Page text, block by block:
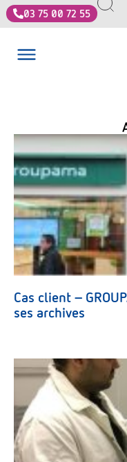
03 75 00 72 55
Cas client –
ses archives